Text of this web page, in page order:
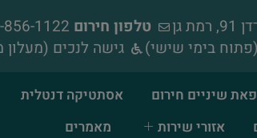
גן טלפון חירום
גישה לנכים
שיניים חירום אסתטיקה דנטלית
אזורי שירות מאמרים